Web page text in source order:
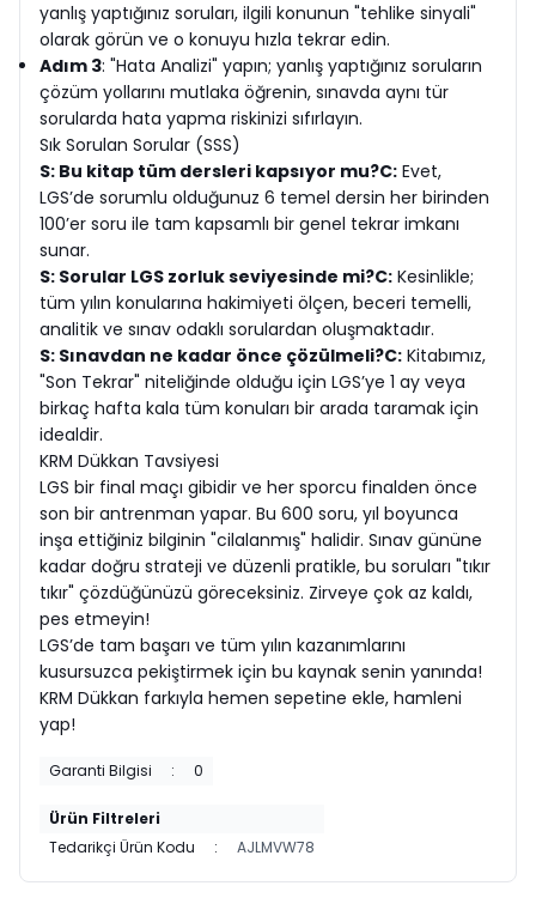
yanlış yaptığınız soruları, ilgili konunun "tehlike sinyali"
olarak görün ve o konuyu hızla tekrar edin.
Adım 3: "Hata Analizi" yapın; yanlış yaptığınız soruların
çözüm yollarını mutlaka öğrenin, sınavda aynı tür
sorularda hata yapma riskinizi sıfırlayın.
Sık Sorulan Sorular (SSS)
S: Bu kitap tüm dersleri kapsıyor mu?C: Evet,
LGS’de sorumlu olduğunuz 6 temel dersin her birinden
100’er soru ile tam kapsamlı bir genel tekrar imkanı
sunar.
S: Sorular LGS zorluk seviyesinde mi?C: Kesinlikle;
tüm yılın konularına hakimiyeti ölçen, beceri temelli,
analitik ve sınav odaklı sorulardan oluşmaktadır.
S: Sınavdan ne kadar önce çözülmeli?C: Kitabımız,
"Son Tekrar" niteliğinde olduğu için LGS’ye 1 ay veya
birkaç hafta kala tüm konuları bir arada taramak için
idealdir.
KRM Dükkan Tavsiyesi
LGS bir final maçı gibidir ve her sporcu finalden önce
son bir antrenman yapar. Bu 600 soru, yıl boyunca
inşa ettiğiniz bilginin "cilalanmış" halidir. Sınav gününe
kadar doğru strateji ve düzenli pratikle, bu soruları "tıkır
tıkır" çözdüğünüzü göreceksiniz. Zirveye çok az kaldı,
pes etmeyin!
LGS’de tam başarı ve tüm yılın kazanımlarını
kusursuzca pekiştirmek için bu kaynak senin yanında!
KRM Dükkan farkıyla hemen sepetine ekle, hamleni
yap!
Garanti Bilgisi : 0
Ürün Filtreleri
Tedarikçi Ürün Kodu
: AJLMVW78